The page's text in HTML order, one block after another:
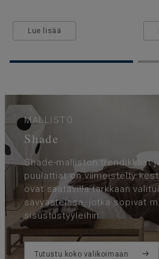
Lue lisää
MALLISTO
Shade
Shade-malliston trendikkäät
puulattiat on viimeistelty
ovat saatavilla tarkkaan
sävyasteissa, jotka sopivat
sisustustyyleihin.
Tutustu koko valikoimaan